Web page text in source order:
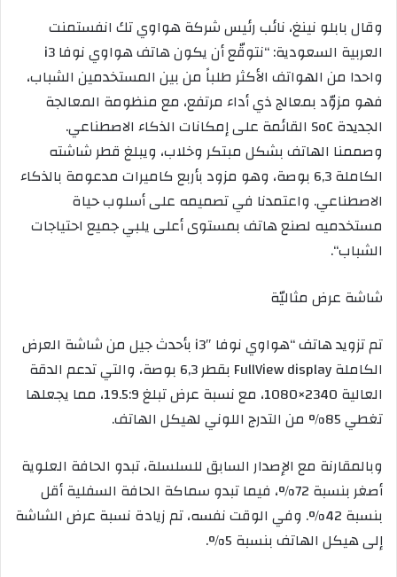
وقال بابلو نينغ، نائب رئيسشركةهواويتك انفستمنت
العربية السعودية: “نتوقّع أن يكونهاتفهواوي نوفا i3
واحدا من الهواتف الأكثر طلباً من بين المستخدمين الشباب،
فهو مزوّد بمعالجذي أداء مرتفع، مع منظومة المعالجة
الجديدةSoC القائمة على إمكانات الذكاء الاصطناعي.
وصممنا الهاتفبشكل مبتكر وخلاب، ويبلغ قطرشاشته
الكاملة 6,3 بوصة ، وهو مزود بأربع كاميرات مدعومة بالذكاء
الاصطناعي. واعتمدنا في تصميمه على أسلوب حياة
مستخدميه لصنع هاتف بمستوى أعلى يلبي جميع احتياجات
الشباب“.
شاشة عرض مثاليّة
تم تزويد هاتف“هواوي نوفا i3″ بأحدث جيل من شاشة العرض
الكاملةFullView display بقطر ,3 بوصة ، والتيتدعم الدقة
العالية 2340×1080 ، معنسبة
عرض تبلغ 19.5:9، مما يجعلها
تغطي 85% من التدرج اللوني لهيكل الهاتف.
وبالمقارنة مع الإصدار السابق للسلسلة، تبدو الحافة العلوية
أصغر بنسبة 72%، فيما تبدو سماكة الحافة السفلية أقل
بنسبة 42%. وفي الوقت نفسه، تم زيادة نسبة عرض الشاشة
إلى هيكل الهاتف بنسبة 5%.